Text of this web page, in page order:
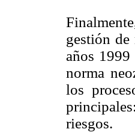
gestión de
años
norma
los
riesgos.